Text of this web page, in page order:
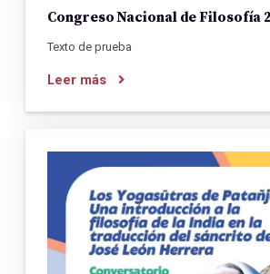
Congreso Nacional de Filosofía
Texto de prueba
Leer más